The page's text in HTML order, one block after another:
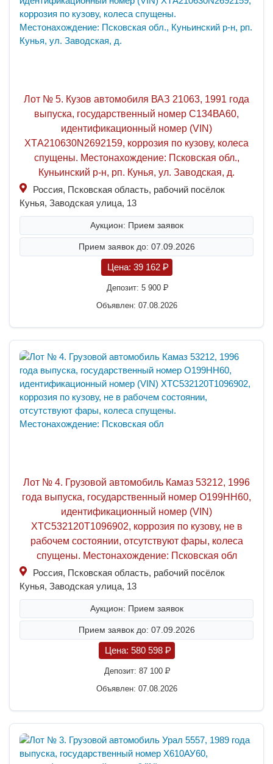
Лот № 5. Кузов автомобиля ВАЗ 21063, 1991 года
выпуска, государственный номер С134ВА60,
идентификационный номер (VIN)
XTА210630N2692159, коррозия по кузову, колеса
спущены. Местонахождение: Псковская обл.,
Куньинский р-н, рп. Кунья, ул. Заводская, д.
Россия, Псковская область, рабочий посёлок
Кунья, Заводская улица, 13
Аукцион: Прием заявок
Прием заявок до: 07.09.2026
Цена: 39 162 P
Депозит: 5 900 P
Объявлен: 07.08.2026
Лот № 4. Грузовой автомобиль Камаз 53212, 1996
года выпуска, государственный номер О199НН60,
идентификационный номер (VIN)
XTC532120T1096902, коррозия по кузову, не в
рабочем состоянии, отсутствуют фары, колеса
спущены. Местонахождение: Псковская обл
Россия, Псковская область, рабочий посёлок
Кунья, Заводская улица, 13
Аукцион: Прием заявок
Прием заявок до: 07.09.2026
Цена: 580 598 P
Депозит: 87 100P
Объявлен: 07.08.2026